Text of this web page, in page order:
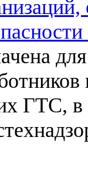
ГТС, в